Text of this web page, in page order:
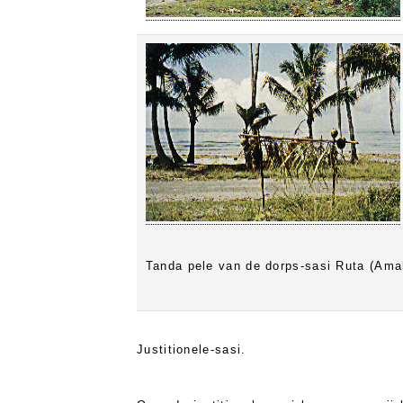
Tanda pele van de dorps-sasi Ruta
Justitionele-sasi.